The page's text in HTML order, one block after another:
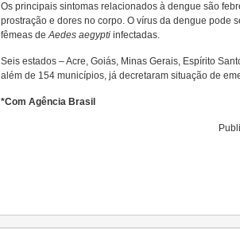
Os principais sintomas relacionados à dengue são
prostração e dores no corpo. O vírus da dengue pode
fêmeas deAedes aegypti infectadas.
Seis estados – Acre, Goiás, Minas Gerais, Espírito
além de 154 municípios, já decretaram situação de
*Com Agência Brasil